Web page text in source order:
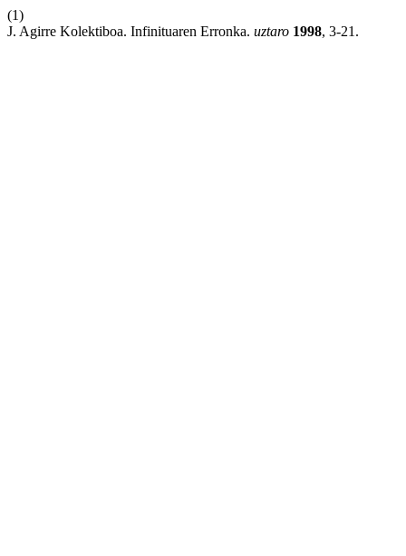
(1)
J. Agirre Kolektiboa. Infinituaren Erronka. uztaro 1998, 3-21.